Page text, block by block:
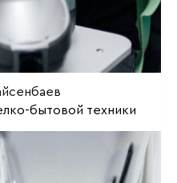
бытовой техники